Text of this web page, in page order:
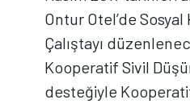
Ontur Otel’de
Çalıştayı
Kooperatif Sivil
desteğiyle